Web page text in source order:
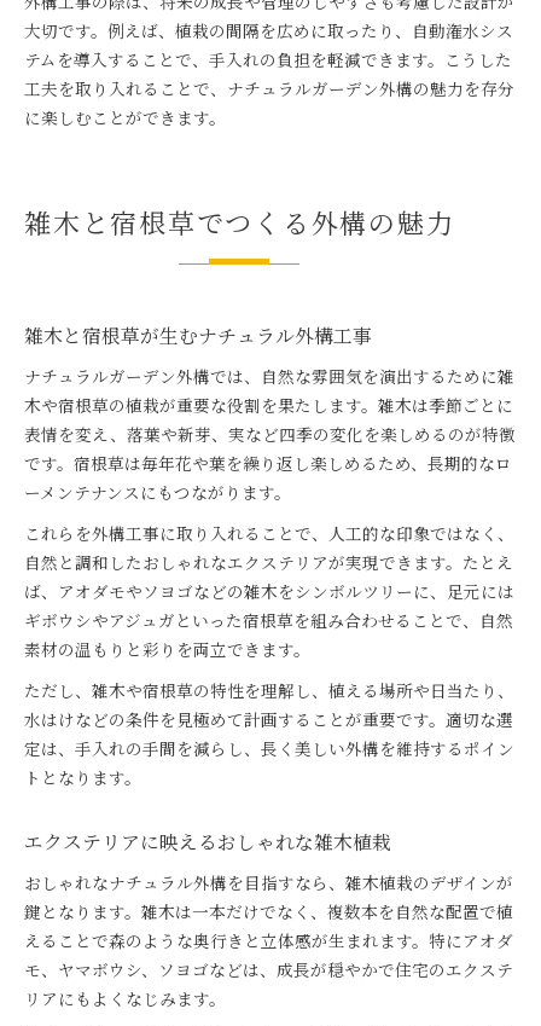
大切です。例えば、植栽の間隔を広めに取ったり、自動潅水シス
テムを導入することで、手入れの負担を軽減できます。こうした
工夫を取り入れることで、ナチュラルガーデン外構の魅力を存分
に楽しむことができます。
雑木と宿根草でつくる外構の魅力
雑木と宿根草が生むナチュラル外構工事
ナチュラルガーデン外構では、自然な雰囲気を演出するために雑
木や宿根草の植栽が重要な役割を果たします。雑木は季節ごとに
表情を変え、落葉や新芽、実など四季の変化を楽しめるのが特徴
です。宿根草は毎年花や葉を繰り返し楽しめるため、長期的なロ
ーメンテナンスにもつながります。
これらを外構工事に取り入れることで、人工的な印象ではなく、
自然と調和したおしゃれなエクステリアが実現できます。たとえ
ば、アオダモやソヨゴなどの雑木をシンボルツリーに、足元には
ギボウシやアジュガといった宿根草を組み合わせることで、自然
素材の温もりと彩りを両立できます。
ただし、雑木や宿根草の特性を理解し、植える場所や日当たり、
水はけなどの条件を見極めて計画することが重要です。適切な選
定は、手入れの手間を減らし、長く美しい外構を維持するポイン
トとなります。
エクステリアに映えるおしゃれな雑木植栽
おしゃれなナチュラル外構を目指すなら、雑木植栽のデザインが
鍵となります。雑木は一本だけでなく、複数本を自然な配置で植
えることで森のような奥行きと立体感が生まれます。特にアオダ
モ、ヤマボウシ、ソヨゴなどは、成長が穏やかで住宅のエクステ
リアにもよくなじみます。